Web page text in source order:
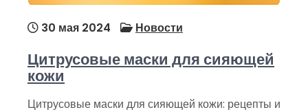
30 мая 2024 Новости
Цитрусовые маски для сияющей
кожи
Цитрусовые маски для сияющей кожи: рецепты и